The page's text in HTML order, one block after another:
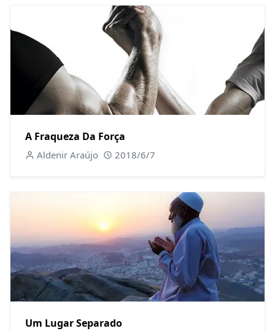
A Fraqueza Da Força
Aldenir Araújo 2018/6/7
Um Lugar Separado